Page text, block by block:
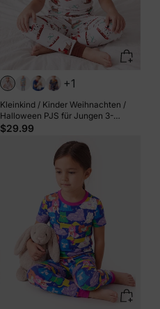
+1
Kleinkind / Kinder Weihnachten /
Halloween PJS für Jungen 3-
teiliges Bambus-Pyjama-Set 2-in-1-
anliegend) weiß
$29.99